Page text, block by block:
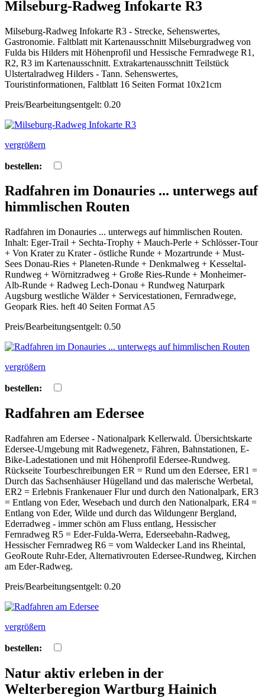
Milseburg-Radweg Infokarte R3
Milseburg-Radweg Infokarte R3 - Strecke, Sehenswertes,
Gastronomie. Faltblatt mit Kartenausschnitt Milseburgradweg von
Fulda bis Hilders mit Höhenprofil und Hessische Fernradwege R1,
R2, R3 im Kartenausschnitt. Extrakartenausschnitt Teilstück
Ulstertalradweg Hilders - Tann. Sehenswertes,
Touristinformationen, Faltblatt 16 Seiten Format 10x21cm
Preis/Bearbeitungsentgelt: 0.20
vergrößern
bestellen:
Radfahren im Donauries ... unterwegs auf
himmlischen Routen
Radfahren im Donauries ... unterwegs auf himmlischen Routen.
Inhalt: Eger-Trail + Sechta-Trophy + Mauch-Perle + Schlösser-Tour
+ Von Krater zu Krater - östliche Runde + Mozartrunde + Must-
Sees Donau-Ries + Planeten-Runde + Denkmalweg + Kesseltal-
Rundweg + Wörnitzradweg + Große Ries-Runde + Monheimer-
Alb-Runde + Radweg Lech-Donau + Rundweg Naturpark
Augsburg westliche Wälder + Servicestationen, Fernradwege,
Geopark Ries. heft 40 Seiten Format A5
Preis/Bearbeitungsentgelt: 0.50
vergrößern
bestellen:
Radfahren am Edersee
Radfahren am Edersee - Nationalpark Kellerwald. Übersichtskarte
Edersee-Umgebung mit Radwegenetz, Fähren, Bahnstationen, E-
Bike-Ladestationen und mit Höhenprofil Edersee-Rundweg.
Rückseite Tourbeschreibungen ER = Rund um den Edersee, ER1 =
Durch das Sachsenhäuser Hügelland und das malerische Werbetal,
ER2 = Erlebnis Frankenauer Flur und durch den Nationalpark, ER3
= Entlang von Eder, Wesebach und durch den Nationalpark, ER4 =
Entlang von Eder, Wilde und durch das Wildungenr Bergland,
Ederradweg - immer schön am Fluss entlang, Hessischer
Fernradweg R5 = Eder-Fulda-Werra, Ederseebahn-Radweg,
Hessischer Fernradweg R6 = vom Waldecker Land ins Rheintal,
GeoRoute Ruhr-Eder, Alternativrouten Edersee-Rundweg, Kirchen
am Eder-Radweg.
Preis/Bearbeitungsentgelt: 0.20
vergrößern
bestellen:
Natur aktiv erleben in der
Welterberegion Wartburg Hainich